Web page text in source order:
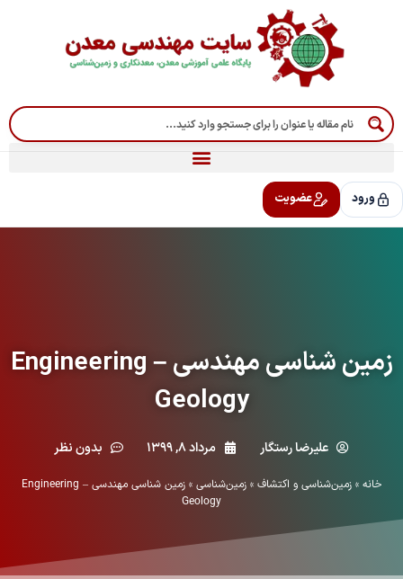
ورود عضویت
زمین شناسی مهندسی – Engineering
Geology
علیرضا رستگار مرداد ۸, ۱۳۹۹ بدون نظر
خانه» زمین‌شناسی و اکتشاف» زمین‌شناسی»
زمین شناسی مهندسی – Engineering
Geology